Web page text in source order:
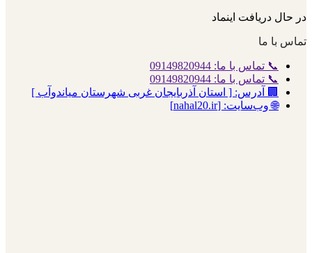
در حال دریافت اینماد
تماس با ما
📞 تماس با ما: 09149820944
📞 تماس با ما: 09149820944
🏢 آدرس: [ استان آذربایجان غربی شهرستان میاندوآب ]
🌐 وب‌سایت: [nahal20.ir]